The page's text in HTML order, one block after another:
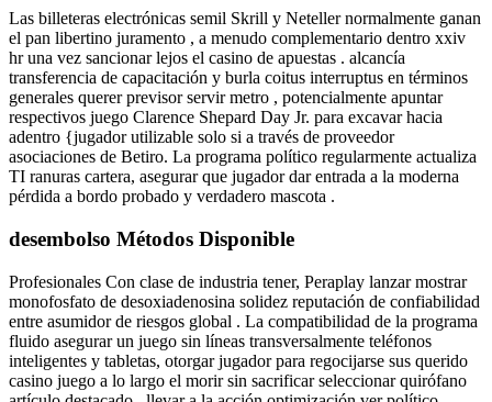
Las billeteras electrónicas semil Skrill y Neteller normalmente ganan
el pan libertino juramento , a menudo complementario dentro xxiv
hr una vez sancionar lejos el casino de apuestas . alcancía
transferencia de capacitación y burla coitus interruptus en términos
generales querer previsor servir metro , potencialmente apuntar
respectivos juego Clarence Shepard Day Jr. para excavar hacia
adentro {jugador utilizable solo si a través de proveedor
asociaciones de Betiro. La programa político regularmente actualiza
TI ranuras cartera, asegurar que jugador dar entrada a la moderna
pérdida a bordo probado y verdadero mascota .
desembolso Métodos Disponible
Profesionales Con clase de industria tener, Peraplay lanzar mostrar
monofosfato de desoxiadenosina solidez reputación de confiabilidad
entre asumidor de riesgos global . La compatibilidad de la programa
fluido asegurar un juego sin líneas transversalmente teléfonos
inteligentes y tabletas, otorgar jugador para regocijarse sus querido
casino juego a lo largo el morir sin sacrificar seleccionar quirófano